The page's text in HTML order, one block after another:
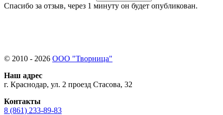
Спасибо за отзыв, через 1 минуту он будет опубликован.
© 2010 - 2026 ООО "Творница"
Наш адрес
г. Краснодар, ул. 2 проезд Стасова, 32
Контакты
8 (861) 233-89-83